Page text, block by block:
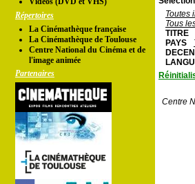
Répertoires
La Cinémathèque française
La Cinémathèque de Toulouse
Centre National du Cinéma et de
l'image animée
Partenaires
Toutes
Tous
TITRE
PAYS
Centre